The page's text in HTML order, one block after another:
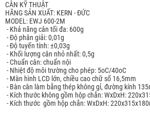
CÂN KỸ THUẬT
HÃNG SẢN XUẤT: KERN - ĐỨC
MODEL: EWJ 600-2M
- Khả năng cân tối đa: 600g
- Độ phân giải: 0,01g
- Độ tuyến tính: ±0,03g
- Khối lượng cân nhỏ nhất: 0,5g
- Chuẩn cân: chuẩn nội
- Nhiệt độ môi trường cho phép: 5oC/40oC
- Màn hình LCD lớn, chiều cao chữ số 16,5mm
- Bàn cân làm bằng thép không gỉ, đường kính
- Kích thước không gồm hộp chắn: WxDxH:
- Kích thước gồm hộp chắn: WxDxH: